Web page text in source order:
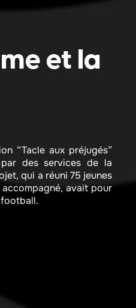
et la
“Tacle aux préjugés”
des services de la
qui a réuni 75 jeunes
accompagné, avait pour